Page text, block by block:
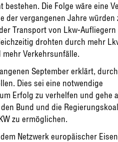
Die Folge wäre eine
der vergangenen Jahre würden
Transport von Lkw-
drohten durch mehr
Verkehrsunfälle.
September erklärt,
Dies sei eine notwendige
Erfolg zu verhelfen und gehe
Bund und die
zu ermöglichen.
Netzwerk europäischer